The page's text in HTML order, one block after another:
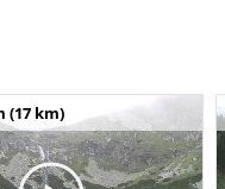
(17 km)